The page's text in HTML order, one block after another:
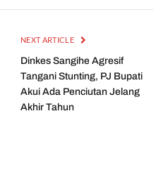
NEXT ARTICLE
Dinkes Sangihe Agresif
Tangani Stunting, PJ Bupati
Akui Ada Penciutan Jelang
Akhir Tahun